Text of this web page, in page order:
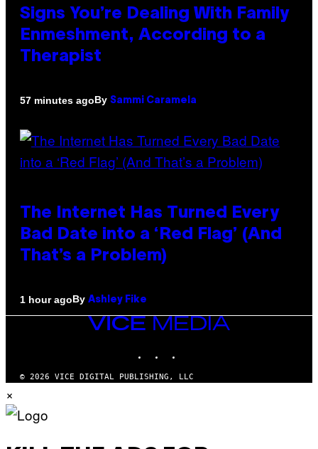
Signs You’re Dealing With Family
Enmeshment, According to a
Therapist
57 minutes agoBy Sammi Caramela
The Internet Has Turned Every
Bad Date into a ‘Red Flag’ (And
That’s a Problem)
1 hour agoBy Ashley Fike
VICE
© 2026 VICE DIGITAL PUBLISHING, LLC
×